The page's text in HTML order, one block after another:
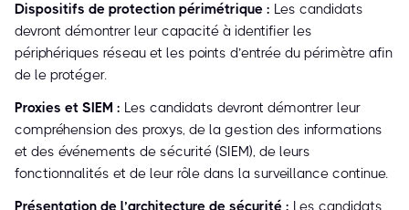
Dispositifs de protection périmétrique : Les candidats
devront démontrer leur capacité à identifier les
périphériques réseau et les points d’entrée du périmètre afin
de le protéger.
Proxies et SIEM : Les candidats devront démontrer leur
compréhension des proxys, de la gestion des informations
et des événements de sécurité (SIEM), de leurs
fonctionnalités et de leur rôle dans la surveillance continue.
Présentation de l’architecture de sécurité : Les candidats